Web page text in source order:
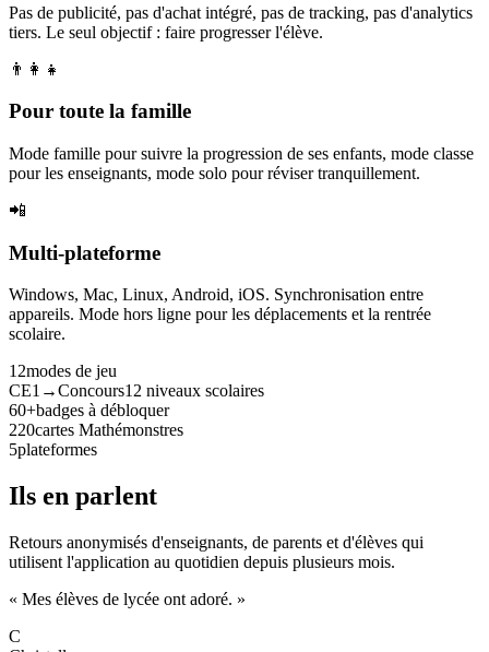
Pas de publicité, pas d'achat intégré, pas de tracking, pas d'analytics
tiers. Le seul objectif : faire progresser l'élève.
👨‍👩‍👧
Pour toute la famille
Mode famille pour suivre la progression de ses enfants, mode classe
pour les enseignants, mode solo pour réviser tranquillement.
📲
Multi-plateforme
Windows, Mac, Linux, Android, iOS. Synchronisation entre
appareils. Mode hors ligne pour les déplacements et la rentrée
scolaire.
12modes de jeu
CE1→Concours12 niveaux scolaires
60+badges à débloquer
220cartes Mathémonstres
5plateformes
Ils en parlent
Retours anonymisés d'enseignants, de parents et d'élèves qui
utilisent l'application au quotidien depuis plusieurs mois.
« Mes élèves de lycée ont adoré. »
C